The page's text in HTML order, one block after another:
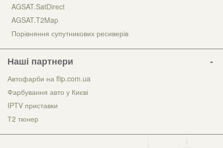
AGSAT.SatDirect
AGSAT.T2Map
Порівняння супутникових ресиверів
Наші партнери
Автофарби на flip.com.ua
Фарбування авто у Києві
IPTV приставки
Т2 тюнер